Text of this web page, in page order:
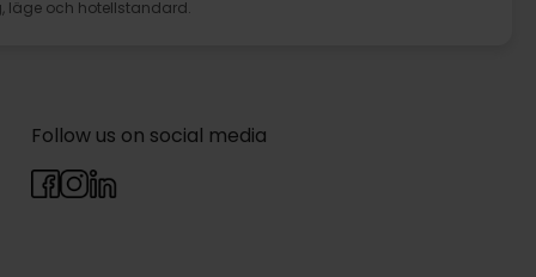
läge och hotellstandard.
Follow us on social media